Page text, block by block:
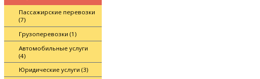
Пассажирские перевозки
(7)
Грузоперевозки (1)
Автомобильные услуги
(4)
Юридические услуги (3)